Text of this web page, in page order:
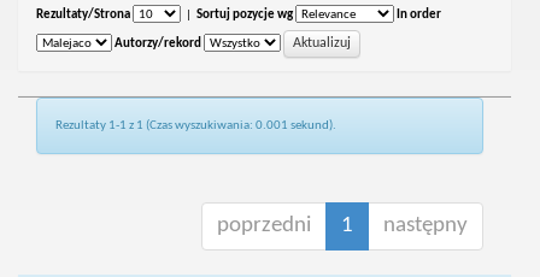
Rezultaty/Strona Sortuj pozycje wg In order
Autorzy/rekord
Rezultaty 1-1 z 1 (Czas wyszukiwania: 0.001 sekund).
poprzedni 1 następny